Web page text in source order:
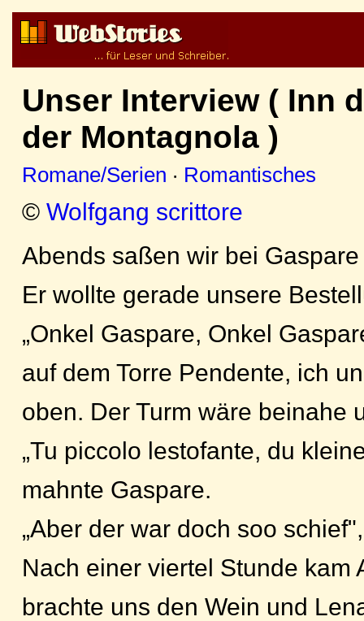
Unser Interview ( Inn
der Montagnola )
Romane/Serien · Romantisches
© Wolfgang scrittore
Abends saßen wir bei
Er wollte gerade unsere
„Onkel Gaspare, Onkel
auf dem Torre Pendente, ich
oben. Der Turm wäre beinahe
„Tu piccolo lestofante, du
mahnte Gaspare.
„Aber der war doch soo
Nach einer viertel Stunde kam
brachte uns den Wein und